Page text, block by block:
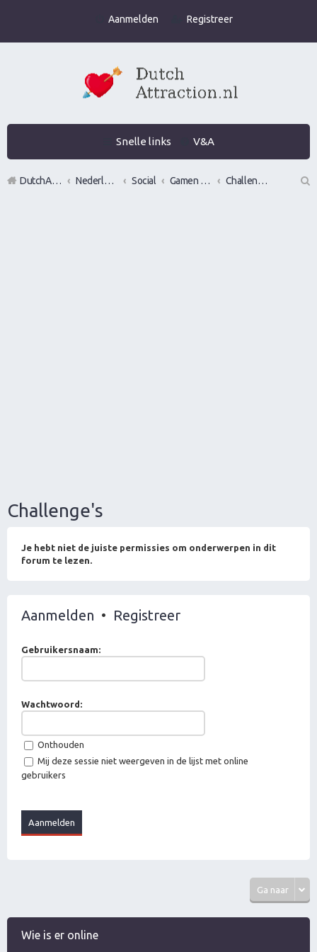
Aanmelden Registreer
Snelle links V&A
DutchAttraction.nl Nederlands grootste Dutch Attraction, Lifestyle, Vrouwen versieren en Pick-Up (PUA) Forum Social Gamen en vrouwen versieren in de praktijk (Infield)
Challenge's
Challenge's
Je hebt niet de juiste permissies om onderwerpen in dit
forum te lezen.
Aanmelden • Registreer
Gebruikersnaam:
Wachtwoord:
Onthouden
Mij deze sessie niet weergeven in de lijst met online
gebruikers
Ga naar
Wie is er online